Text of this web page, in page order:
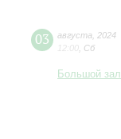
03 августа
2024
12:00 Сб
Большой зал